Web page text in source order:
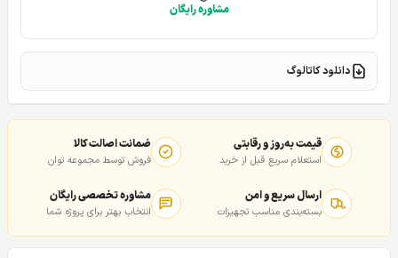
مشاوره رایگان
دانلود کاتالوگ
قیمت به‌روز و رقابتی
استعلام سریع قبل از خرید
ضمانت اصالت کالا
فروش توسط مجموعه توان
ارسال سریع و امن
بسته‌بندی مناسب تجهیزات
مشاوره تخصصی رایگان
انتخاب بهتر برای پروژه شما